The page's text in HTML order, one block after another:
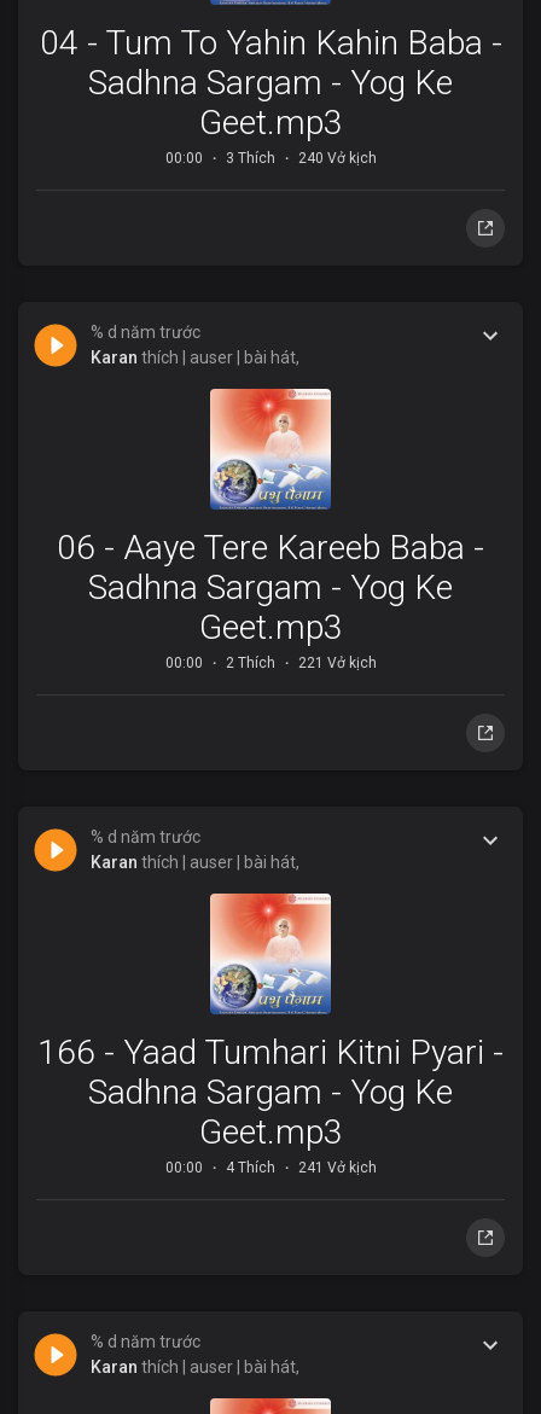
04 - Tum To Yahin Kahin Baba -
Sadhna Sargam - Yog Ke
Geet.mp3
00:00 3 Thích 240 Vở kịch
% d năm trước
Karan thích | auser | bài hát,
06 - Aaye Tere Kareeb Baba -
Sadhna Sargam - Yog Ke
Geet.mp3
00:00 2 Thích 221 Vở kịch
% d năm trước
Karan thích | auser | bài hát,
166 - Yaad Tumhari Kitni Pyari -
Sadhna Sargam - Yog Ke
Geet.mp3
00:00 4 Thích 241 Vở kịch
% d năm trước
Karan thích | auser | bài hát,